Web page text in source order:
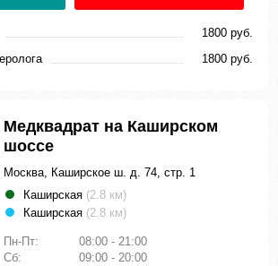
1800 руб.
1800 руб.
Медквадрат на Каширском
шоссе
Москва, Каширское ш. д. 74, стр. 1
Каширская (2.8 км)
Каширская (2.8 км)
Пн-Пт:
08:00 - 21:00
Сб:
09:00 - 20:00